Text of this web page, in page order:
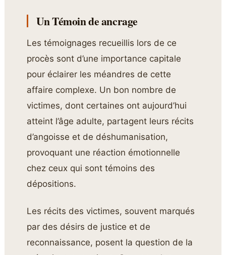
Un Témoin de ancrage
Les témoignages recueillis lors de ce
procès sont d’une importance capitale
pour éclairer les méandres de cette
affaire complexe. Un bon nombre de
victimes, dont certaines ont aujourd’hui
atteint l’âge adulte, partagent leurs récits
d’angoisse et de déshumanisation,
provoquant une réaction émotionnelle
chez ceux qui sont témoins des
dépositions.
Les récits des victimes, souvent marqués
par des désirs de justice et de
reconnaissance, posent la question de la